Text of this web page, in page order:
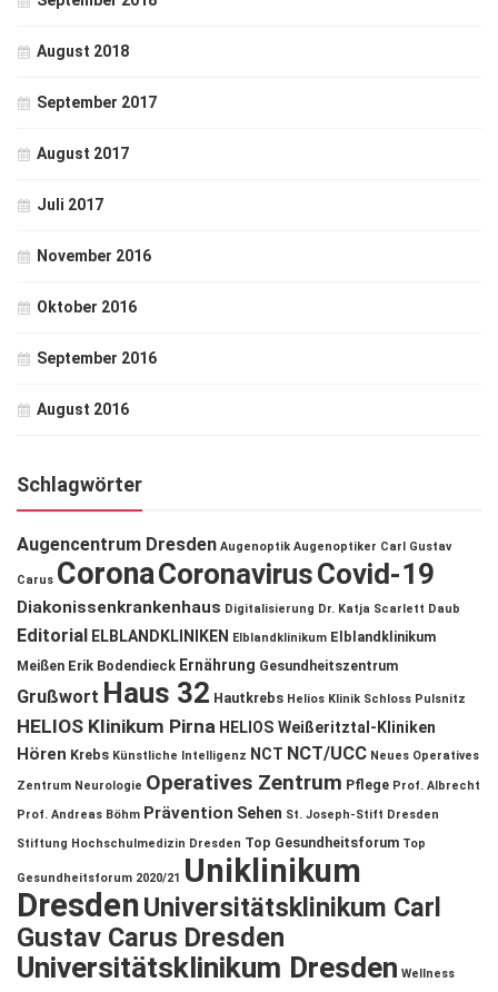
August 2018
September 2017
August 2017
Juli 2017
November 2016
Oktober 2016
September 2016
August 2016
Schlagwörter
Augencentrum Dresden Augenoptik Augenoptiker Carl Gustav
Carus CoronaCoronavirusCovid-19
Diakonissenkrankenhaus Digitalisierung Dr. Katja Scarlett Daub
Editorial ELBLANDKLINIKEN Elblandklinikum Elblandklinikum
Meißen Erik Bodendieck Ernährung Gesundheitszentrum
Grußwort Haus 32 Hautkrebs Helios Klinik Schloss Pulsnitz
HELIOS Klinikum Pirna HELIOS Weißeritztal-Kliniken
Hören Krebs Künstliche Intelligenz NCT NCT/UCC Neues Operatives
Zentrum Neurologie Operatives Zentrum Pflege Prof. Albrecht
Prof. Andreas Böhm Prävention Sehen St. Joseph-Stift Dresden
Stiftung Hochschulmedizin Dresden Top Gesundheitsforum Top
Gesundheitsforum 2020/21 Uniklinikum
DresdenUniversitätsklinikum Carl
Gustav Carus Dresden
Universitätsklinikum Dresden Wellness